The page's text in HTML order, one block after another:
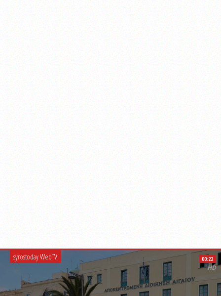
syrostoday WebTV 00:22
HD